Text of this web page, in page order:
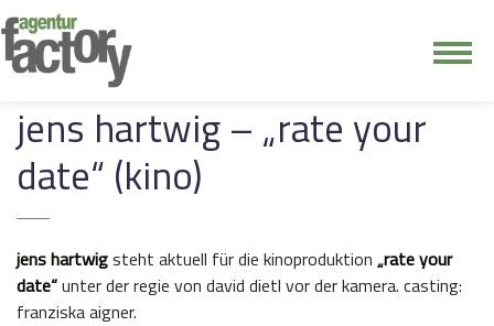
kontakt
jens hartwig – „rate your
date“ (kino)
jens hartwigsteht aktuell für die kinoproduktion „rate your
date“unter der regie von david dietl vor der kamera. casting:
franziska aigner.